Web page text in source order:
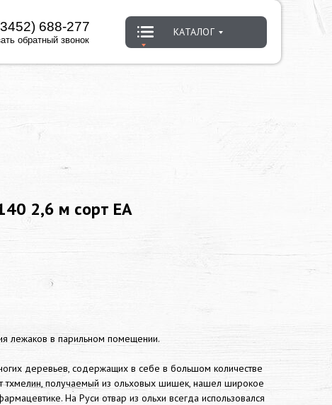
КАТАЛОГ
688-277
обратный звонок
2,6 м сорт ЕА
лежаков в парильном помещении.
деревьев, содержащих в себе в большом количестве
тхмелин, получаемый из ольховых шишек, нашел широкое
На Руси отвар из ольхи всегда использовался